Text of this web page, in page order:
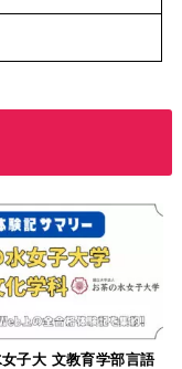
子大 文教育学部言語